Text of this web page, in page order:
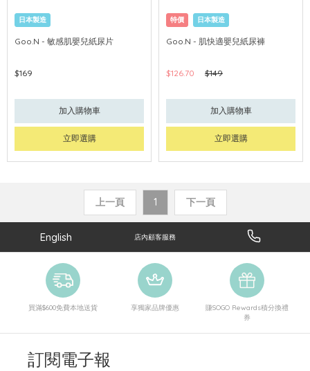
日本製造
Goo.N - 敏感肌嬰兒紙尿片
$169
加入購物車
立即選購
特價 日本製造
Goo.N - 肌快適嬰兒紙尿褲
$126.70 $149
加入購物車
立即選購
上一頁 1 下一頁
English 店內顧客服務
買滿$600免費本地送貨 享獨家品牌優惠
賺SOGO Rewards積分換禮
券
訂閱電子報